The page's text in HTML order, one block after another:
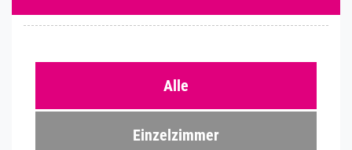
Alle
Einzelzimmer